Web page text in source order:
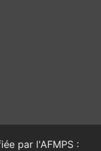
par l'AFMPS :